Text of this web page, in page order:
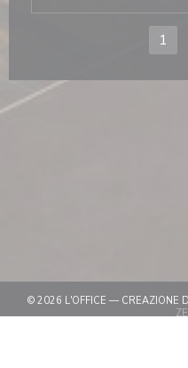
1
© 2026 L'OFFICE — CREAZIONE